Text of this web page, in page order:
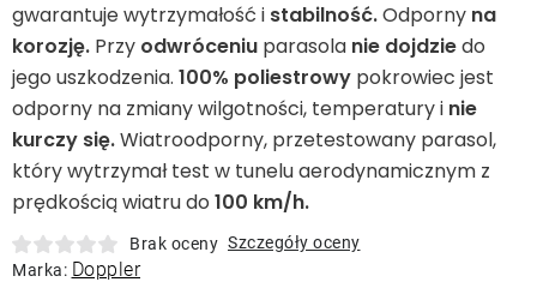
Parasole
Produkty gastronomiczne
Kolekcja
Markowane marki
gwarantuje wytrzymałość i stabilność.Odporny na
korozję. Przy odwróceniu parasola nie dojdziedo
jego uszkodzenia. 100% poliestrowy pokrowiec jest
odporny na zmiany wilgotności, temperatury i nie
kurczy się.Wiatroodporny, przetestowany parasol,
który wytrzymał test w tunelu aerodynamicznym z
prędkością wiatru do 100 km/h.
Brak oceny Szczegóły oceny
Marka: Doppler